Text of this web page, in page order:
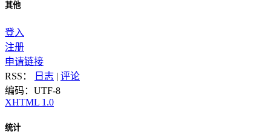
其他
登入
注册
申请链接
RSS：
日志 | 评论
编码：UTF-8
XHTML 1.0
统计